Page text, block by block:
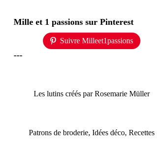
Mille et 1 passions sur Pinterest
Suivre Milleet1passions
---
Les lutins créés par Rosemarie Müller
Patrons de broderie, Idées déco, Recettes